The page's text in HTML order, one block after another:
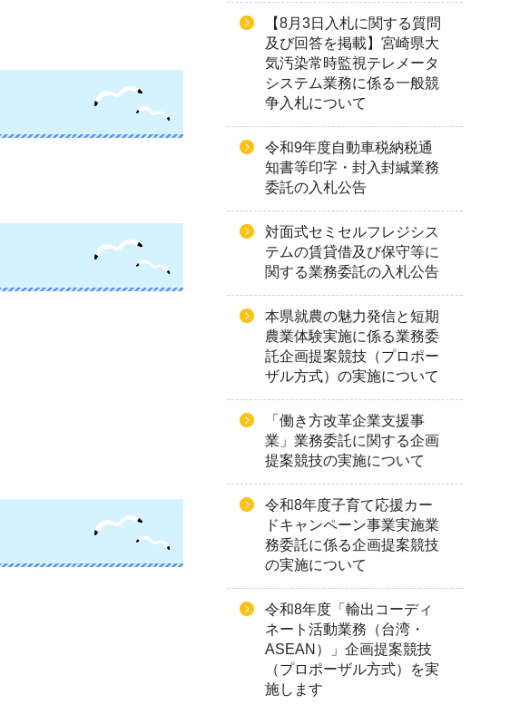
【8月3日入札に関する質問
及び回答を掲載】宮崎県大
気汚染常時監視テレメータ
システム業務に係る一般競
争入札について
令和9年度自動車税納税通
知書等印字・封入封緘業務
委託の入札公告
対面式セミセルフレジシス
テムの賃貸借及び保守等に
関する業務委託の入札公告
本県就農の魅力発信と短期
農業体験実施に係る業務委
託企画提案競技（プロポー
ザル方式）の実施について
「働き方改革企業支援事
業」業務委託に関する企画
提案競技の実施について
令和8年度子育て応援カー
ドキャンペーン事業実施業
務委託に係る企画提案競技
の実施について
令和8年度「輸出コーディ
ネート活動業務（台湾・
ASEAN）」企画提案競技
（プロポーザル方式）を実
施します